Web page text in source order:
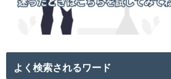
よく検索されるワード